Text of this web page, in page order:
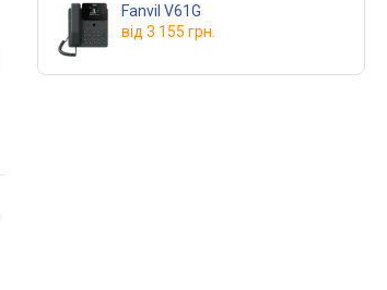
Fanvil V61G
від 3 155 грн.